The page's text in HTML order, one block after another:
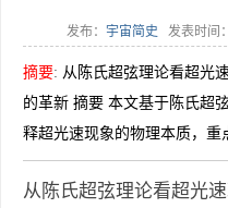
发布： 宇宙简史 发表时间：
摘要: 从陈氏超弦理论看超光
的革新 摘要 本文基于陈氏超
释超光速现象的物理本质，重
从陈氏超弦理论看超光